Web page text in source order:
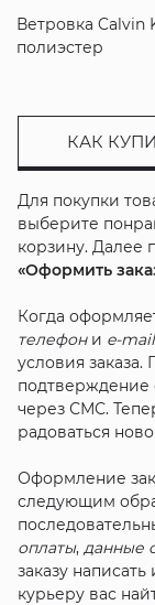
Ветровка Calvin
полиэстер
КАК
Для покупки
выберите
корзину. Далее
«Оформить
Когда
телефони e-mail
условия заказа.
подтверждение
через СМС.
радоваться
Оформление
следующим
оплаты, данные
заказу
курьеру вас